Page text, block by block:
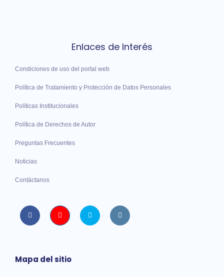
Enlaces de Interés
Condiciones de uso del portal web
Política de Tratamiento y Protección de Datos Personales
Políticas Institucionales
Política de Derechos de Autor
Preguntas Frecuentes
Noticias
Contáctanos
Facebook Youtube twitter instagram
Mapa del sitio